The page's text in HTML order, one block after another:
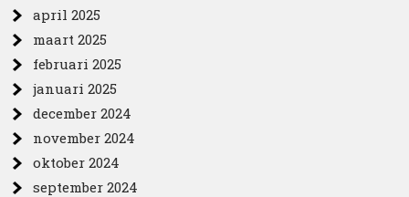
april 2025
maart 2025
februari 2025
januari 2025
december 2024
november 2024
oktober 2024
september 2024